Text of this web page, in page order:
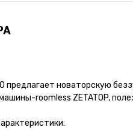
предлагает новаторскую
roomless ZETATOP,